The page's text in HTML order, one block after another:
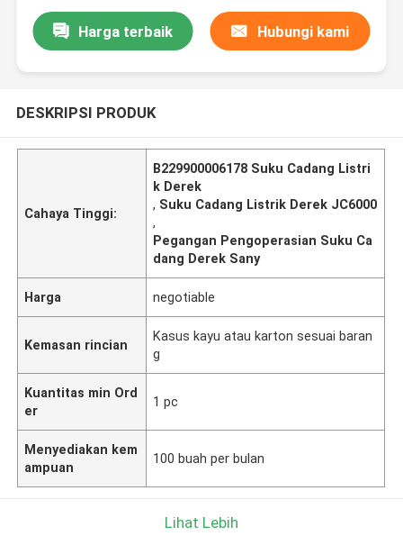
Harga terbaik Hubungi kami
DESKRIPSI PRODUK
Cahaya Tinggi:
B229900006178 Suku Cadang Listri
k Derek
, Suku Cadang Listrik Derek JC6000
,
Pegangan Pengoperasian Suku Ca
dang Derek Sany
Harga negotiable
Kemasan rincian
Kasus kayu atau karton sesuai baran
g
Kuantitas min Ord
er
1 pc
Menyediakan kem
ampuan
100 buah per bulan
Lihat Lebih